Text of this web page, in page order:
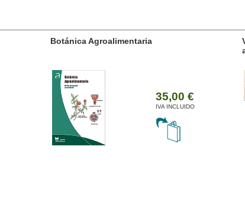
Valencia a trazos: expresión poligráfica